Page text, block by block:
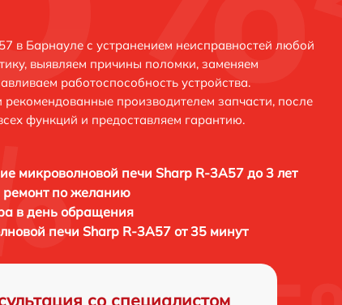
в Барнауле с устранением неисправностей любой
выявляем причины поломки, заменяем
работоспособность устройства.
производителем запчасти, после
функций и предоставляем гарантию.
микроволновой печи Sharp R-3A57 до 3 лет
ремонт по желанию
в день обращения
печи Sharp R-3A57 от 35 минут
со специалистом